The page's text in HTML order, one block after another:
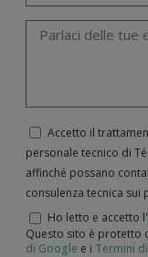
Accetto il
personale tecnico di
affinché possano
consulenza tecnica sui
Ho letto e accetto l'
Questo sito è protetto
di Google e i Termini